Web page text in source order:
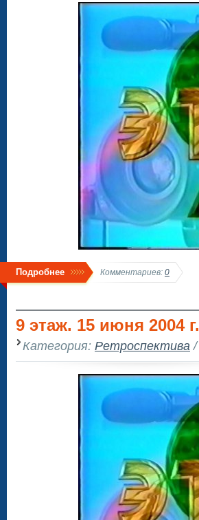
Подробнее Комментариев: 0
9 этаж. 15 июня 2004 г.
Категория: Ретроспектива /